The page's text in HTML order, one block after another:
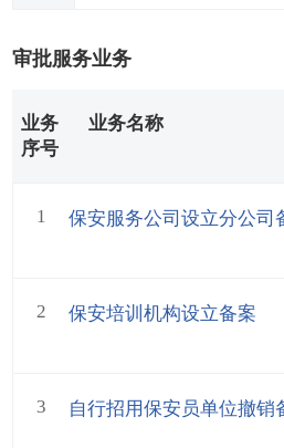
审批服务业务
业务
序号
业务名称
1 保安服务公司设立分公司
2 保安培训机构设立备案
3 自行招用保安员单位撤销